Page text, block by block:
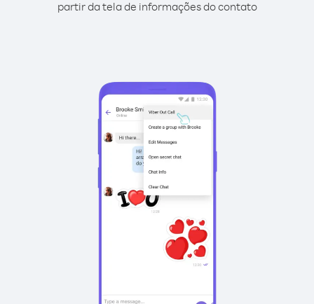
partir da tela de informações do contato